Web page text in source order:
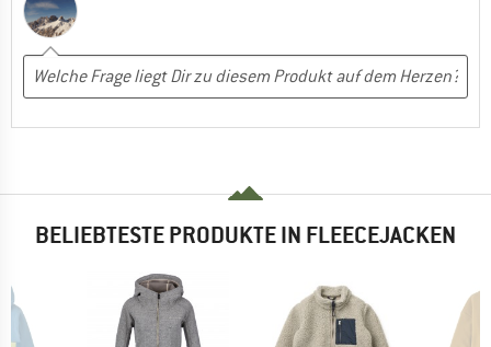
BELIEBTESTE PRODUKTE IN FLEECEJACKEN